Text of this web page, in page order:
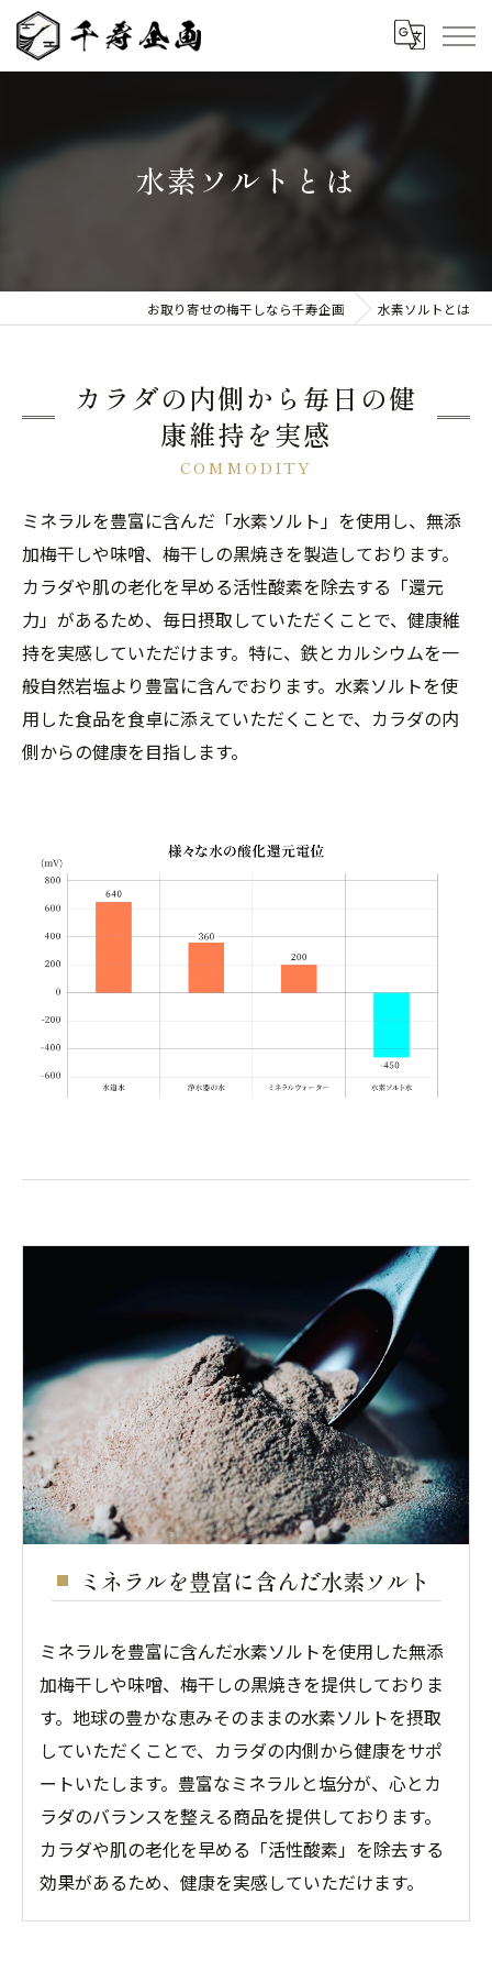
水素ソルトとは
お取り寄せの梅干しなら千寿企画 水素ソルトとは
カラダの内側から毎日の健
康維持を実感
COMMODITY
ミネラルを豊富に含んだ「水素ソルト」を使用し、無添
加梅干しや味噌、梅干しの黒焼きを製造しております。
カラダや肌の老化を早める活性酸素を除去する「還元
力」があるため、毎日摂取していただくことで、健康維
持を実感していただけます。特に、鉄とカルシウムを一
般自然岩塩より豊富に含んでおります。水素ソルトを使
用した食品を食卓に添えていただくことで、カラダの内
側からの健康を目指します。
ミネラルを豊富に含んだ水素ソルト
ミネラルを豊富に含んだ水素ソルトを使用した無添
加梅干しや味噌、梅干しの黒焼きを提供しておりま
す。地球の豊かな恵みそのままの水素ソルトを摂取
していただくことで、カラダの内側から健康をサポ
ートいたします。豊富なミネラルと塩分が、心とカ
ラダのバランスを整える商品を提供しております。
カラダや肌の老化を早める「活性酸素」を除去する
効果があるため、健康を実感していただけます。